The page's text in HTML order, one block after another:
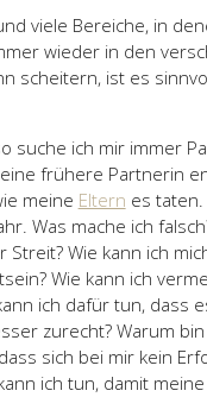
viele Bereiche, in
wieder in den
scheitern, ist es
suche ich mir immer
frühere Partnerin
meine Eltern es
Was mache ich
Streit? Wie kann ich
Wie kann ich
ich dafür tun, dass
zurecht? Warum
sich bei mir kein
ich tun, damit